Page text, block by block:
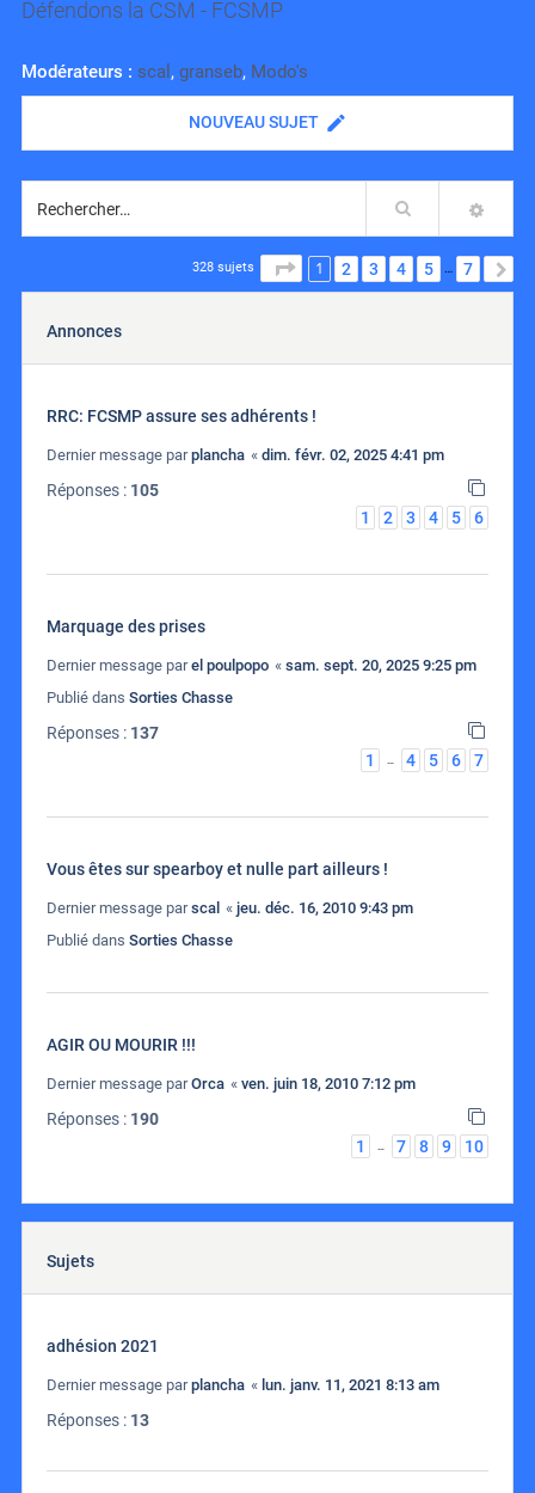
Défendons la CSM - FCSMP
Modérateurs : scal , granseb, Modo's
NOUVEAU SUJET
Rechercher
328 sujets PAGE 1 SUR 7
1 2 3 4 5 … 7
Annonces
RRC: FCSMP assure ses adhérents !
Dernier message parplancha « dim. févr. 02, 2025 4:41 pm
Réponses : 105
1
2 3 4 5 6
Marquage des prises
Dernier message parel poulpopo « sam. sept. 20, 2025 9:25 pm
Publié dans Sorties Chasse
Réponses : 137
1
… 4 5 6 7
Vous êtes sur spearboy et nulle part ailleurs !
Dernier message parscal « jeu. déc. 16, 2010 9:43 pm
Publié dans Sorties Chasse
AGIR OU MOURIR !!!
Dernier message parOrca « ven. juin 18, 2010 7:12 pm
Réponses : 190
1
… 7 8 9 10
Sujets
adhésion 2021
Dernier message parplancha « lun. janv. 11, 2021 8:13 am
Réponses : 13